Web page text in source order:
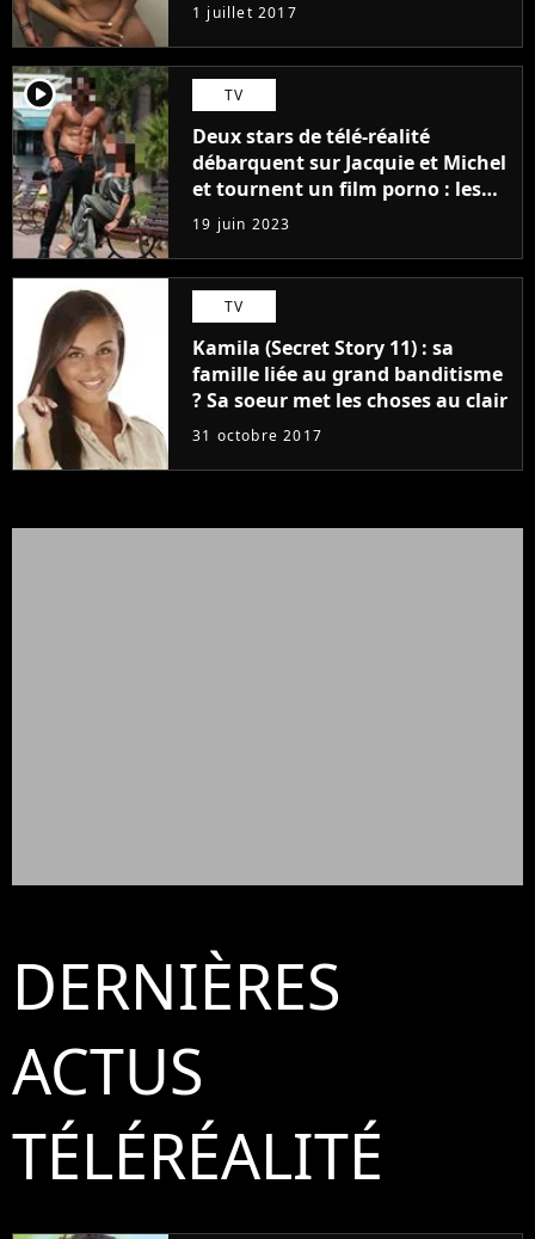
1 juillet 2017
player2 TV
Deux stars de télé-réalité
débarquent sur Jacquie et Michel
et tournent un film porno : les
premières images du tournage
(exclu)
19 juin 2023
TV
Kamila (Secret Story 11) : sa
famille liée au grand banditisme
? Sa soeur met les choses au clair
31 octobre 2017
DERNIÈRES
ACTUS
TÉLÉRÉALITÉ